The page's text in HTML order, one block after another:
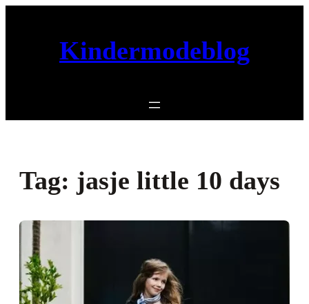
Kindermodeblog
Tag: jasje little 10 days